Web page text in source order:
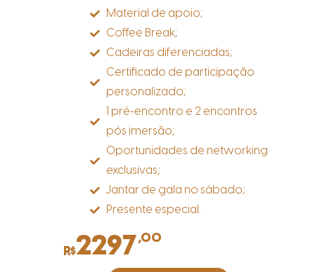
Material de apoio;
Coffee Break;
Cadeiras diferenciadas;
Certificado de participação
personalizado;
1 pré-encontro e 2 encontros
pós imersão;
Oportunidades de networking
exclusivas;
Jantar de gala no sábado;
Presente especial.
R$2297,00